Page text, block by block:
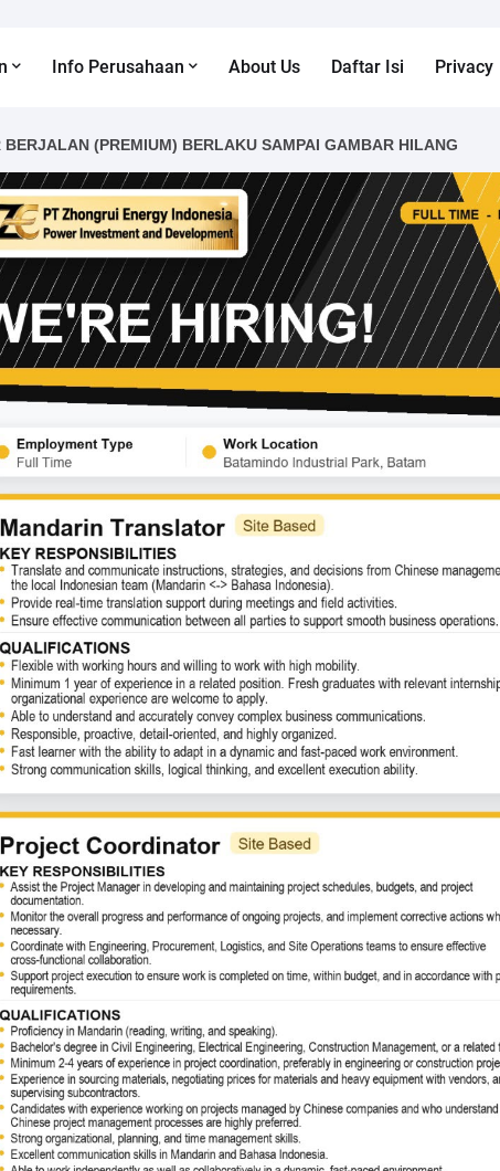
Info Perusahaan About Us Daftar Isi Privacy
BERJALAN (PREMIUM) BERLAKU SAMPAI GAMBAR HILANG